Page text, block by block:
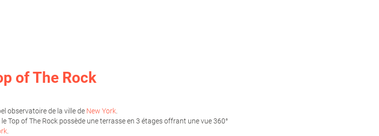
of The Rock
observatoire de la ville de New York
le Top of The Rock possède une terrasse en 3 étages offrant une vue 360°